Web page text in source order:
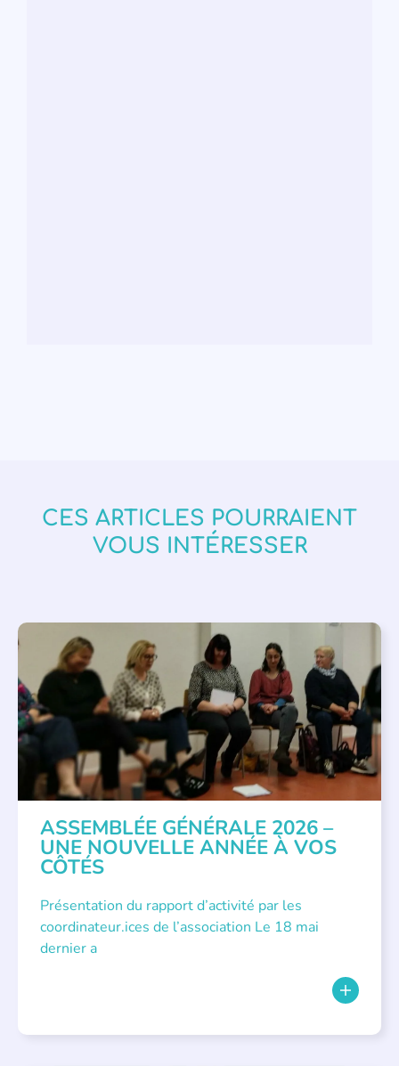
CES ARTICLES POURRAIENT
VOUS INTÉRESSER
APPEL À SOUTIEN , VIE DE L'ASSOCIATION
ASSEMBLÉE GÉNÉRALE 2026 –
UNE NOUVELLE ANNÉE À VOS
CÔTÉS
Présentation du rapport d’activité par les
coordinateur.ices de l’association Le 18 mai
dernier a